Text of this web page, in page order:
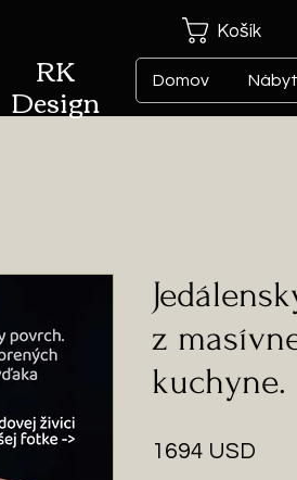
RK
Design
Košík
Domov
z
kuchyne.
1694 USD